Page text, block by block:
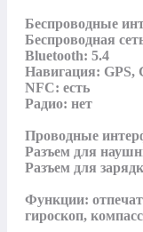
Беспроводные
Беспроводная
Bluetooth: 5.4
Навигация: GPS,
NFC: есть
Радио: нет
Проводные
Разъем для
Разъем для
Функции:
гироскоп,